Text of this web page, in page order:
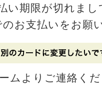
い期限が切れま
お支払いをお願
ムよりご連絡く